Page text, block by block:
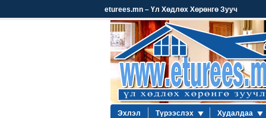
eturees.mn – Үл Хөдлөх Хөрөнгө Зууч
Эхлэл Түрээслэх Худалдаа